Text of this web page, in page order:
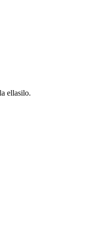
ellasilo.